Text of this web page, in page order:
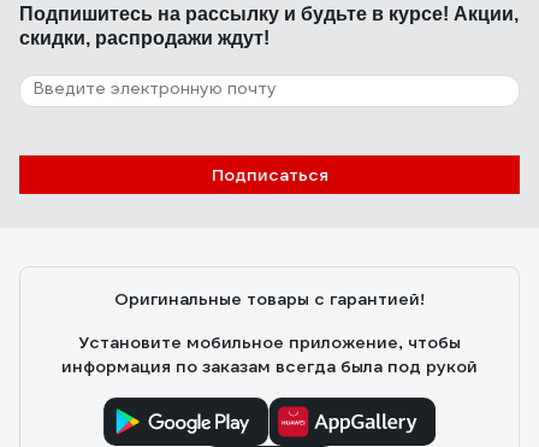
Подпишитесь на рассылку и будьте в курсе! Акции,
скидки, распродажи ждут!
Подписаться
Оригинальные товары с гарантией!
Установите мобильное приложение, чтобы
информация по заказам всегда была под рукой